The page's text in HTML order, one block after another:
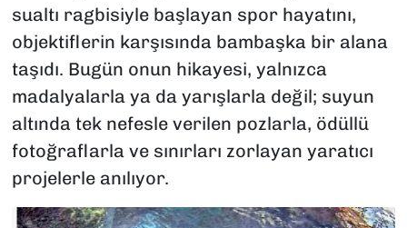
sualtı ragbisiyle başlayan spor hayatını,
objektiflerin karşısında bambaşka bir alana
taşıdı. Bugün onun hikayesi, yalnızca
madalyalarla ya da yarışlarla değil; suyun
altında tek nefesle verilen pozlarla, ödüllü
fotoğraflarla ve sınırları zorlayan yaratıcı
projelerle anılıyor.